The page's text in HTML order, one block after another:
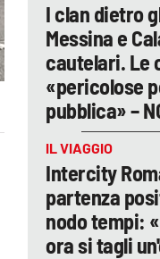
I clan dietro
Messina e
cautelari. Le
«pericolose
pubblica» –
IL VIAGGIO
Intercity
partenza
nodo tempi:
ora si tagli